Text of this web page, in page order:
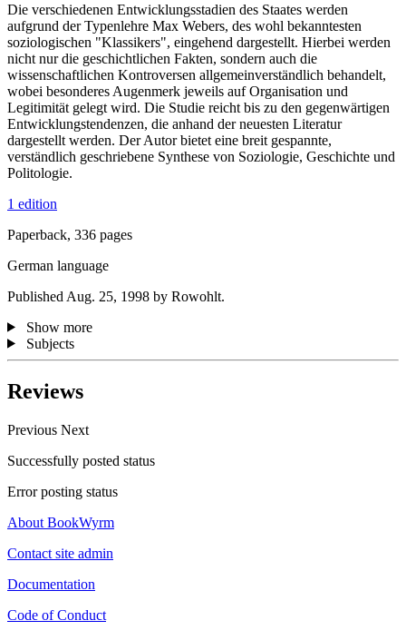
Die verschiedenen Entwicklungsstadien des Staates werden
aufgrund der Typenlehre Max Webers, des wohl bekanntesten
soziologischen "Klassikers", eingehend dargestellt. Hierbei werden
nicht nur die geschichtlichen Fakten, sondern auch die
wissenschaftlichen Kontroversen allgemeinverständlich behandelt,
wobei besonderes Augenmerk jeweils auf Organisation und
Legitimität gelegt wird. Die Studie reicht bis zu den gegenwärtigen
Entwicklungstendenzen, die anhand der neuesten Literatur
dargestellt werden. Der Autor bietet eine breit gespannte,
verständlich geschriebene Synthese von Soziologie, Geschichte und
Politologie.
1 edition
Paperback, 336 pages
German language
Published Aug. 25, 1998 by Rowohlt.
Show more
Subjects
Reviews
Previous Next
Successfully posted status
Error posting status
About BookWyrm
Contact site admin
Documentation
Code of Conduct